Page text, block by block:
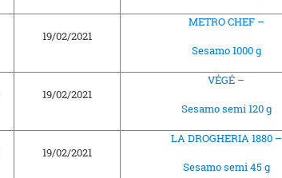
19/02/2021
METRO CHEF –
Sesamo 1000 g
19/02/2021
VÉGÉ –
Sesamo semi 120 g
19/02/2021
LA DROGHERIA 1880 –
Sesamo semi 45 g